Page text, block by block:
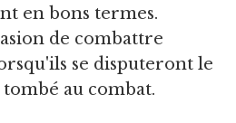
en bons termes.
de combattre
se disputeront le
au combat.